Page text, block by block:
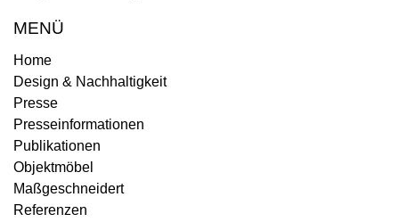
MENÜ
Home
Design & Nachhaltigkeit
Presse
Presseinformationen
Publikationen
Objektmöbel
Maßgeschneidert
Referenzen